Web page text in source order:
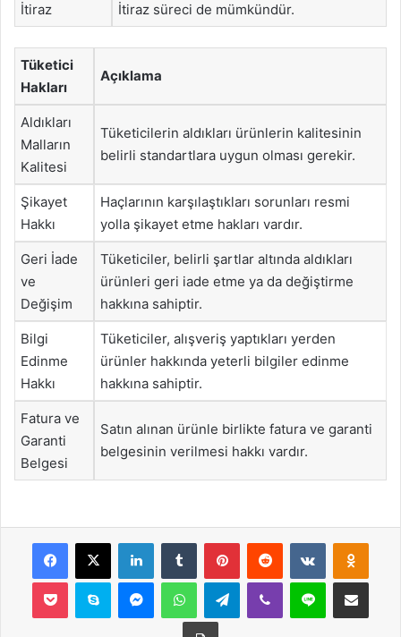
İtiraz
İtiraz süreci de mümkündür.
Tüketici
Hakları
Açıklama
Aldıkları
Malların
Kalitesi
Tüketicilerin aldıkları ürünlerin kalitesinin
belirli standartlara uygun olması gerekir.
Şikayet
Hakkı
Haçlarının karşılaştıkları sorunları resmi
yolla şikayet etme hakları vardır.
Geri İade
ve
Değişim
Tüketiciler, belirli şartlar altında aldıkları
ürünleri geri iade etme ya da değiştirme
hakkına sahiptir.
Bilgi
Edinme
Hakkı
Tüketiciler, alışveriş yaptıkları yerden
ürünler hakkında yeterli bilgiler edinme
hakkına sahiptir.
Fatura ve
Garanti
Belgesi
Satın alınan ürünle birlikte fatura ve garanti
belgesinin verilmesi hakkı vardır.
Facebook
X LinkedInTumblr PinterestReddit VKontakte
Pocket Skype MessengerWhatsAppTelegramViber Line E-Posta ile
Yazdır